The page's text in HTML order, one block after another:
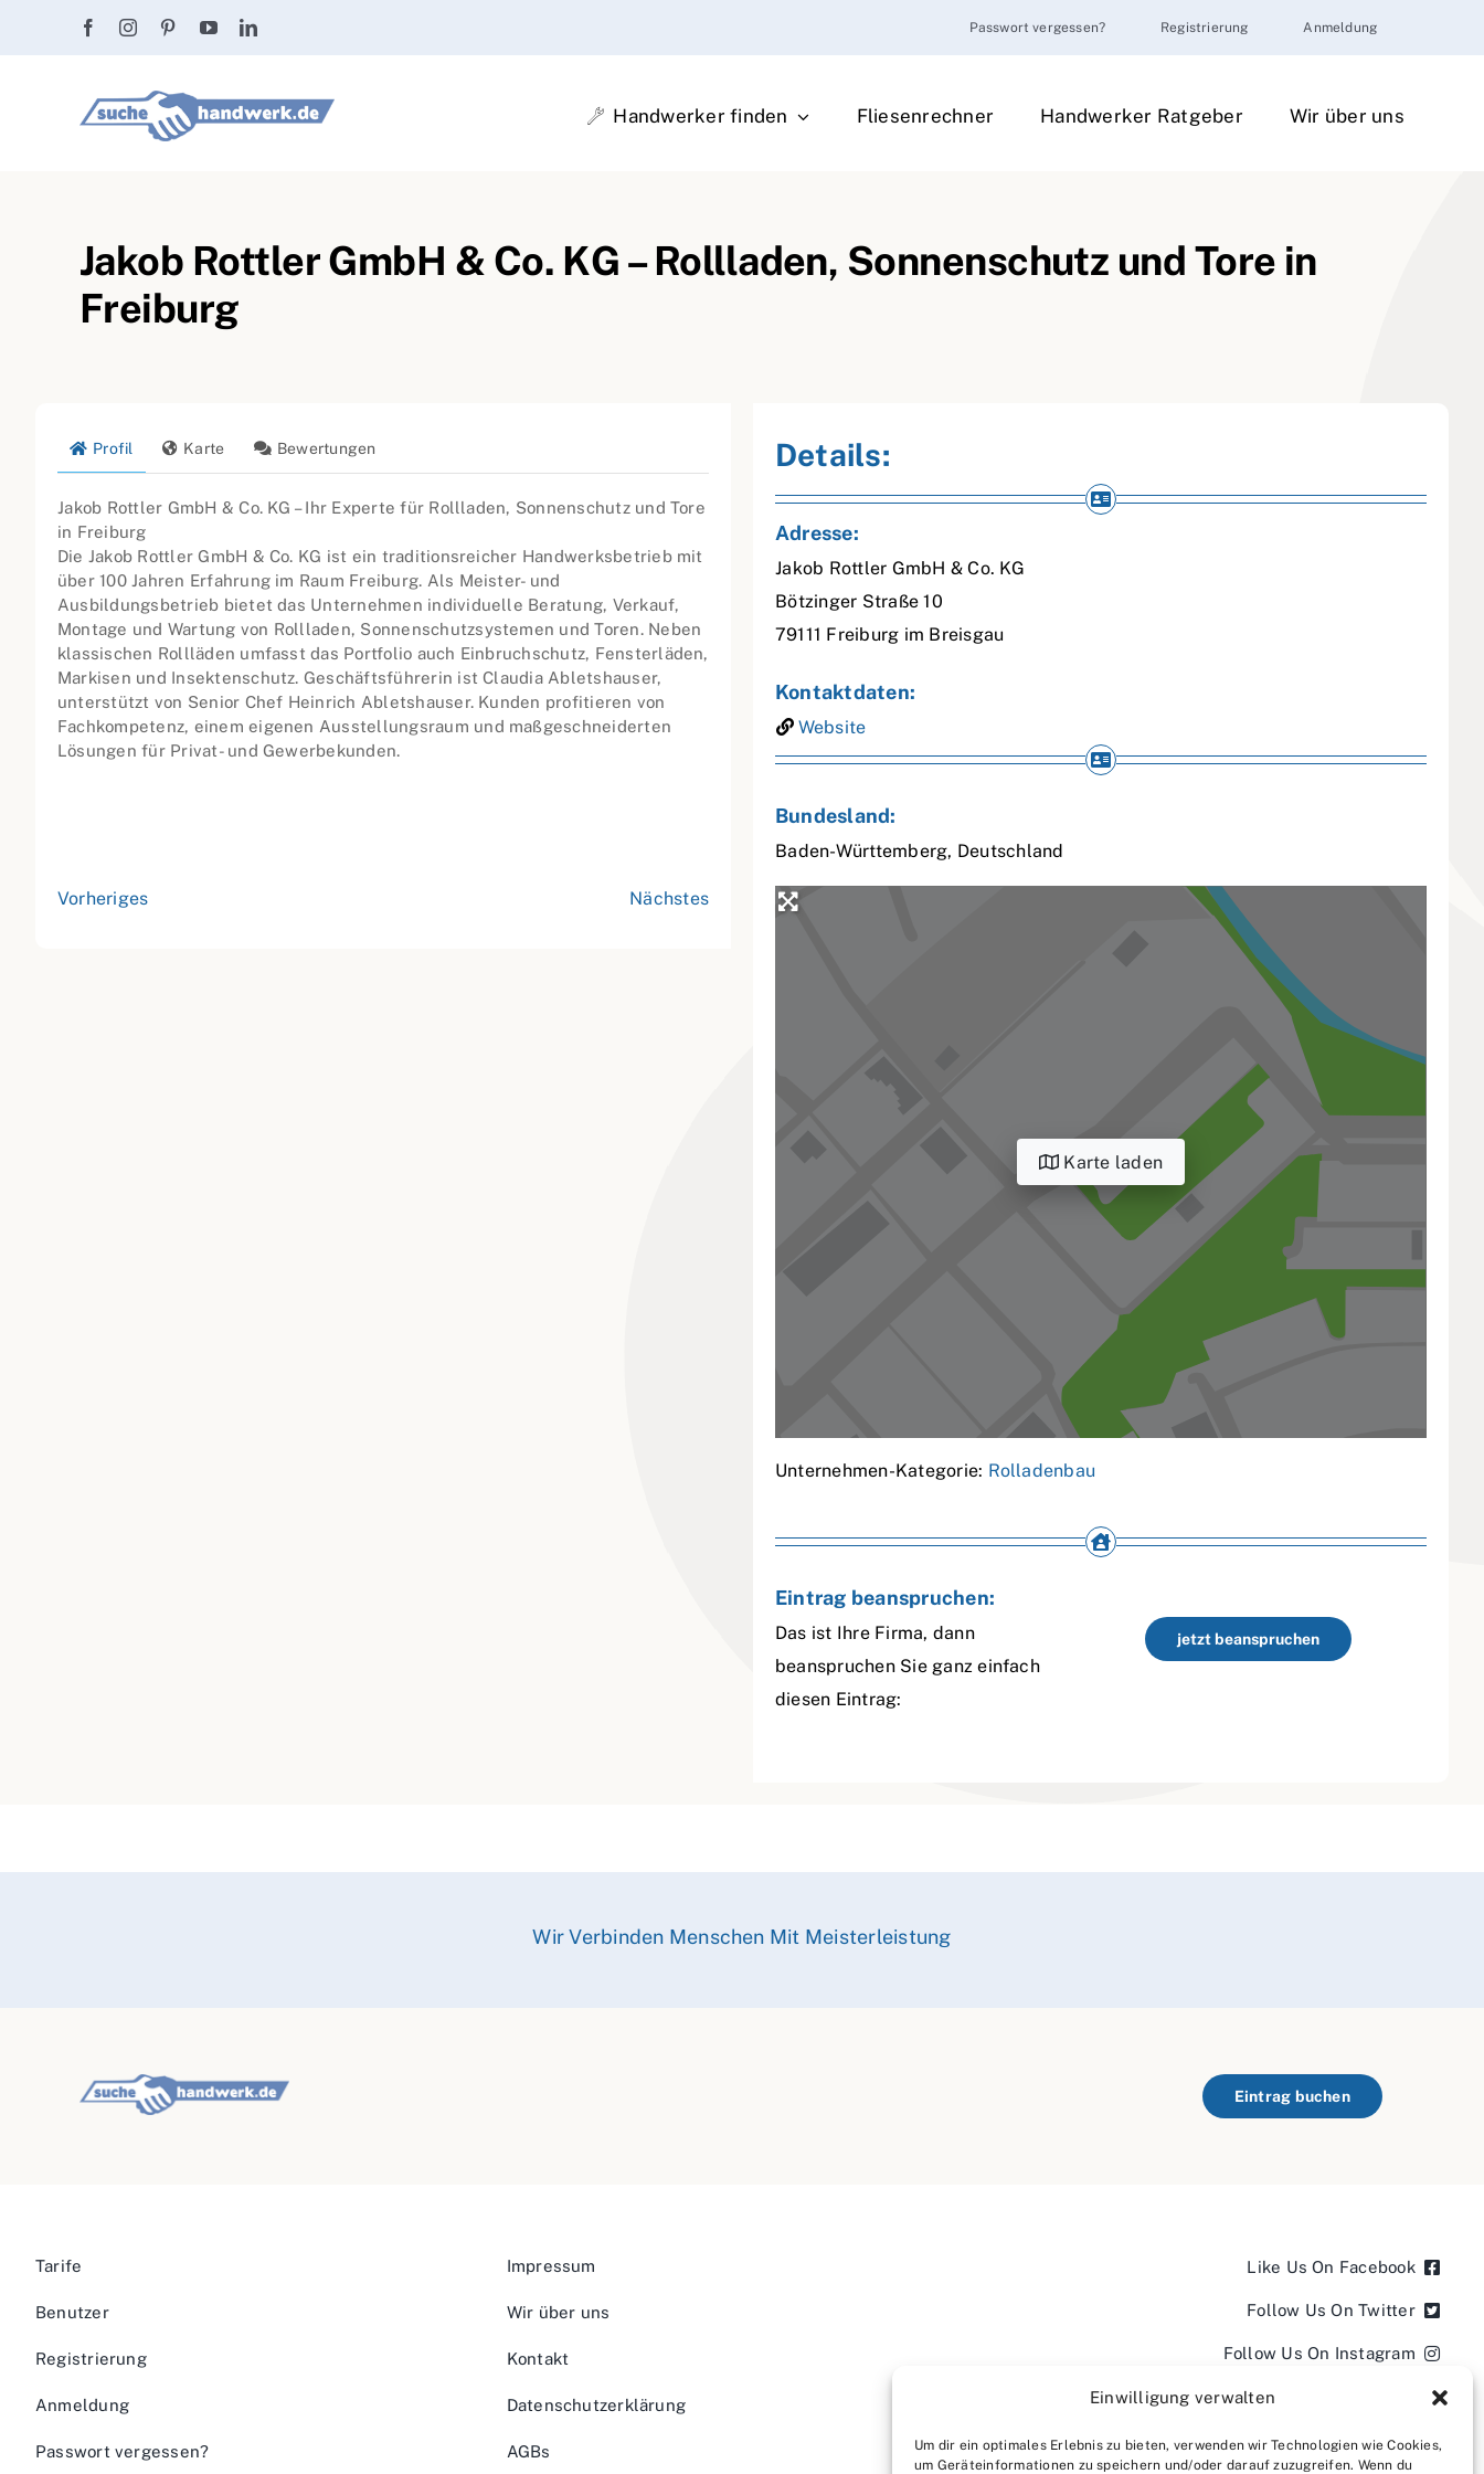
Einwilligung verwalten
Um dir ein optimales Erlebnis zu bieten, verwenden wir Technologien wie Cookies,
um Geräteinformationen zu speichern und/oder darauf zuzugreifen. Wenn du
Passwort vergessen? Registrierung Anmeldung
Handwerker finden Fliesenrechner Handwerker Ratgeber Wir über uns
Jakob Rottler GmbH & Co. KG – Rollladen, Sonnenschutz und Tore in
Freiburg
Profil Karte Bewertungen
Jakob Rottler GmbH & Co. KG – Ihr Experte für Rollladen, Sonnenschutz und Tore
in Freiburg
Die Jakob Rottler GmbH & Co. KG ist ein traditionsreicher Handwerksbetrieb mit
über 100 Jahren Erfahrung im Raum Freiburg. Als Meister- und
Ausbildungsbetrieb bietet das Unternehmen individuelle Beratung, Verkauf,
Montage und Wartung von Rollladen, Sonnenschutzsystemen und Toren. Neben
klassischen Rollläden umfasst das Portfolio auch Einbruchschutz, Fensterläden,
Markisen und Insektenschutz. Geschäftsführerin ist Claudia Abletshauser,
unterstützt von Senior Chef Heinrich Abletshauser. Kunden profitieren von
Fachkompetenz, einem eigenen Ausstellungsraum und maßgeschneiderten
Lösungen für Privat- und Gewerbekunden.
Vorheriges Nächstes
Details:
Adresse:
Jakob Rottler GmbH & Co. KG
Bötzinger Straße 10
79111 Freiburg im Breisgau
Kontaktdaten:
Website
Bundesland:
Baden-Württemberg, Deutschland
Karte laden
Unternehmen-Kategorie: Rolladenbau
Eintrag beanspruchen:
Das ist Ihre Firma, dann
beanspruchen Sie ganz einfach
diesen Eintrag:
jetzt beanspruchen
Wir Verbinden Menschen Mit Meisterleistung
Eintrag buchen
Tarife
Benutzer
Registrierung
Anmeldung
Passwort vergessen?
Impressum
Wir über uns
Kontakt
Datenschutzerklärung
AGBs
Like Us On Facebook
Follow Us On Twitter
Follow Us On Instagram
Follow Us On LinkedIn
Follow us on YouTube